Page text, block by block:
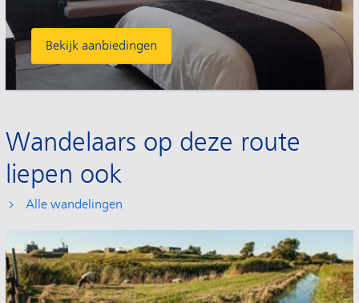
Bekijk aanbiedingen
Wandelaars op deze route
liepen ook
Alle wandelingen